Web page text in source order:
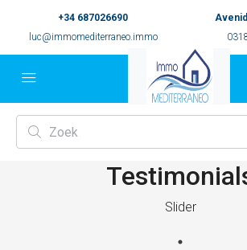
+34 687026690
luc@immomediterraneo.immo
Slider